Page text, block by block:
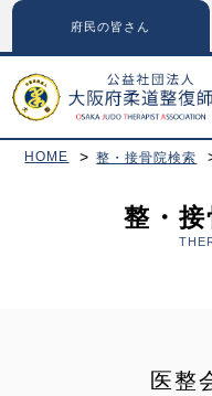
府民の皆さん
HOME 整・接骨院検索
整・
医整